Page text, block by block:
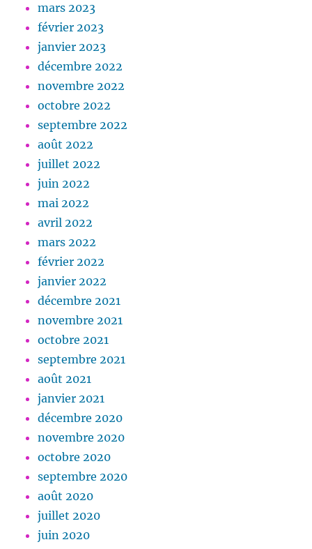
mars 2023
février 2023
janvier 2023
décembre 2022
novembre 2022
octobre 2022
septembre 2022
août 2022
juillet 2022
juin 2022
mai 2022
avril 2022
mars 2022
février 2022
janvier 2022
décembre 2021
novembre 2021
octobre 2021
septembre 2021
août 2021
janvier 2021
décembre 2020
novembre 2020
octobre 2020
septembre 2020
août 2020
juillet 2020
juin 2020